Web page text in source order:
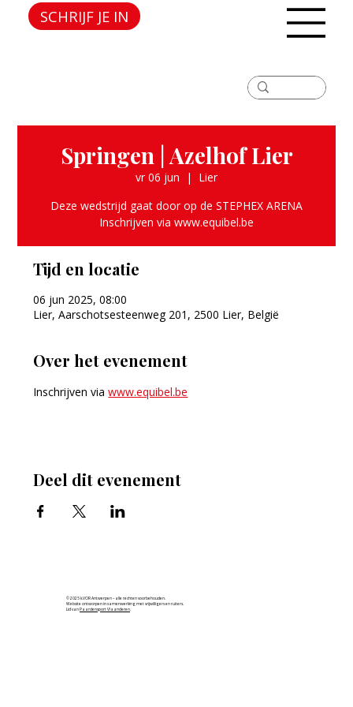
SCHRIJF JE IN
Springen | Azelhof Lier
vr 06 jun
  |
Lier
Deze wedstrijd gaat door op de STEPHEX ARENA
Inschrijven via www.equibel.be
Tijd en locatie
06 jun 2025, 08:00
Lier, Aarschotsesteenweg 201, 2500 Lier, België
Over het evenement
Inschrijven via www.equibel.be
Deel dit evenement
© 2025 k.VOR Antwerpen – alle rechten voorbehouden.
Website ontworpen in samenwerking met vrijwilligers en ruiters.
Lid vanPaardensport Vlaanderen